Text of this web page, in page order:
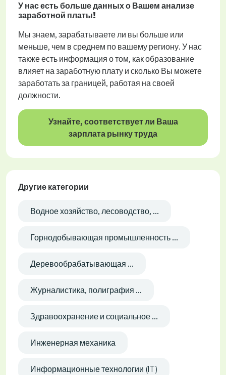
У нас есть больше данных о Вашем анализе
заработной платы!
Мы знаем, зарабатываете ли вы больше или
меньше, чем в среднем по вашему региону. У нас
также есть информация о том, как образование
влияет на заработную плату и сколько Вы можете
заработать за границей, работая на своей
должности.
Узнайте, соответствует ли Ваша
зарплата рынку труда
Другие категории
Водное хозяйство, лесоводство, ...
Горнодобывающая промышленность ...
Деревообрабатывающая ...
Журналистика, полиграфия ...
Здравоохранение и социальное ...
Инженерная механика
Информационные технологии (IT)